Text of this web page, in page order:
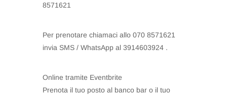
8571621
Per prenotare chiamaci allo 070 8571621
invia SMS / WhatsApp al 3914603924 .
Online tramite Eventbrite
Prenota il tuo posto al banco bar o il tuo